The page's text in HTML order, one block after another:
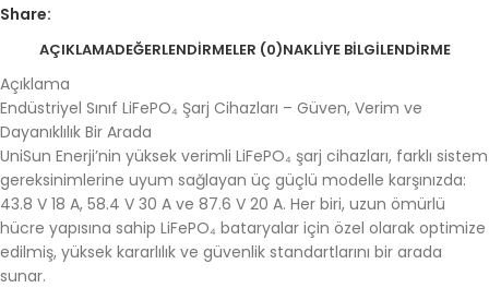
Share:
AÇIKLAMADEĞERLENDIRMELER (0)NAKLIYE BILGILENDIRME
Açıklama
Endüstriyel Sınıf LiFePO₄ Şarj Cihazları – Güven, Verim ve
Dayanıklılık Bir Arada
UniSun Enerji’nin yüksek verimli LiFePO₄ şarj cihazları, farklı sistem
gereksinimlerine uyum sağlayan üç güçlü modelle karşınızda:
43.8 V 18 A, 58.4 V 30 A ve 87.6 V 20 A. Her biri, uzun ömürlü
hücre yapısına sahip LiFePO₄ bataryalar için özel olarak optimize
edilmiş, yüksek kararlılık ve güvenlik standartlarını bir arada
sunar.